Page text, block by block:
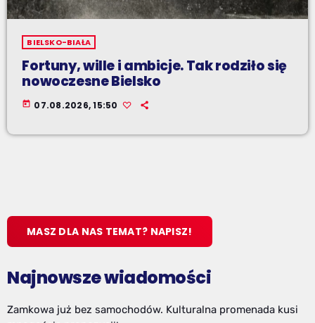
BIELSKO-BIAŁA
Fortuny, wille i ambicje. Tak rodziło się
nowoczesne Bielsko
today 07.08.2026, 15:50
MASZ DLA NAS TEMAT? NAPISZ!
Najnowsze wiadomości
Zamkowa już bez samochodów. Kulturalna promenada kusi